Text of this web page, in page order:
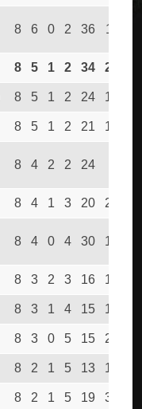
8 6 0 2 36 11
8 5 1 2 34 21
8 5 1 2 24 17
8 5 1 2 21 15
8 4 2 2 24
8 4 1 3 20 20
8 4 0 4 30 18
8 3 2 3 16 19
8 3 1 4 15 14
8 3 0 5 15 24
8 2 1 5 13 13
8 2 1 5 19 33